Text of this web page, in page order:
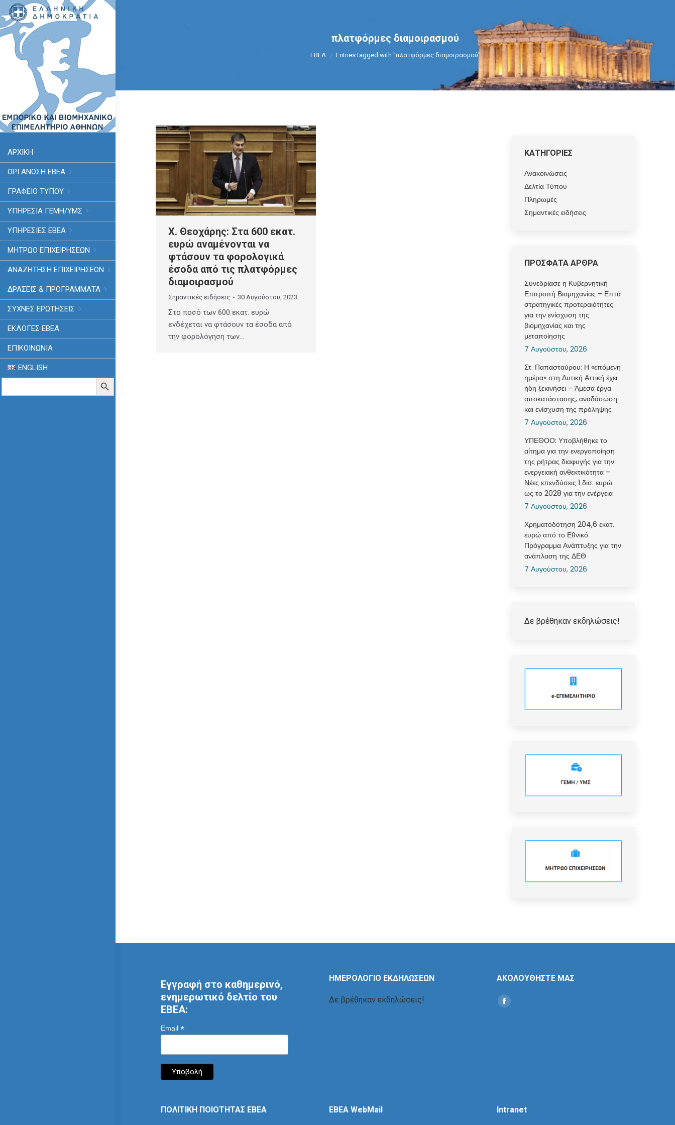
ΑΡΧΙΚΗ
ΟΡΓΑΝΩΣΗ ΕΒΕΑ
ΓΡΑΦΕΙΟ ΤΥΠΟΥ
ΥΠΗΡΕΣΊΑ ΓΕΜΗ/ΥΜΣ
ΥΠΗΡΕΣΙΕΣ ΕΒΕΑ
ΜΗΤΡΩΟ ΕΠΙΧΕΙΡΗΣΕΩΝ
ΑΝΑΖΗΤΗΣΗ ΕΠΙΧΕΙΡΗΣΕΩΝ
ΔΡΑΣΕΙΣ & ΠΡΟΓΡΑΜΜΑΤΑ
ΣΥΧΝΕΣ ΕΡΩΤΗΣΕΙΣ
ΕΚΛΟΓΈΣ ΕΒΕΑ
ΕΠΙΚΟΙΝΩΝΙΑ
ENGLISH
Search
Search Button
πλατφόρμες διαμοιρασμού
You are here:
ΕΒΕΑ Entries tagged with "πλατφόρμες διαμοιρασμού"
Χ. Θεοχάρης: Στα 600 εκατ.
ευρώ αναμένονται να
φτάσουν τα φορολογικά
έσοδα από τις πλατφόρμες
διαμοιρασμού
Σημαντικές ειδήσεις 30 Αυγούστου, 2023
Στο ποσό των 600 εκατ. ευρώ
ενδέχεται να φτάσουν τα έσοδα από
την φορολόγηση των…
ΚΑΤΗΓΟΡΙΕΣ
Ανακοινώσεις
Δελτία Τύπου
Πληρωμές
Σημαντικές ειδήσεις
ΠΡΟΣΦΑΤΑ ΑΡΘΡΑ
Συνεδρίασε η Κυβερνητική
Επιτροπή Βιομηχανίας – Επτά
στρατηγικές προτεραιότητες
για την ενίσχυση της
βιομηχανίας και της
μεταποίησης
7 Αυγούστου, 2026
Στ. Παπασταύρου: Η «επόμενη
ημέρα» στη Δυτική Αττική έχει
ήδη ξεκινήσει – Άμεσα έργα
αποκατάστασης, αναδάσωση
και ενίσχυση της πρόληψης
7 Αυγούστου, 2026
ΥΠΕΘΟΟ: Υποβλήθηκε το
αίτημα για την ενεργοποίηση
της ρήτρας διαφυγής για την
ενεργειακή ανθεκτικότητα –
Νέες επενδύσεις 1 δισ. ευρώ
ως το 2028 για την ενέργεια
7 Αυγούστου, 2026
Χρηματοδότηση 204,6 εκατ.
ευρώ από το Εθνικό
Πρόγραμμα Ανάπτυξης για την
ανάπλαση της ΔΕΘ
7 Αυγούστου, 2026
Δε βρέθηκαν εκδηλώσεις!
Εγγραφή στο καθημερινό,
ενημερωτικό δελτίο του
ΕΒΕΑ:
Email *
ΗΜΕΡΟΛΟΓΙΟ ΕΚΔΗΛΩΣΕΩΝ
Δε βρέθηκαν εκδηλώσεις!
ΑΚΟΛΟΥΘΗΣΤΕ ΜΑΣ
Find us on:
Social
ΠΟΛΙΤΙΚΗ ΠΟΙΟΤΗΤΑΣ ΕΒΕΑ EBEA WebMail Intranet